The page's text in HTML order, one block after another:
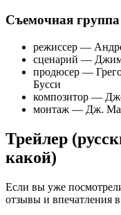
Съемочная группа
режиссер —
сценарий —
продюсер —
Бусси
композитор —
монтаж — Дж.
Трейлер
какой)
Если вы уже
отзывы и впечатления